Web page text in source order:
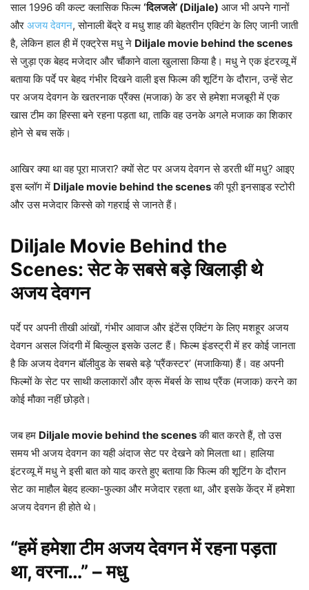
साल 1996 की कल्ट क्लासिक फिल्म ‘दिलजले’ (Diljale) आज भी अपने गानों
और अजय देवगन, सोनाली बेंद्रे व मधु शाह की बेहतरीन एक्टिंग के लिए जानी जाती
है, लेकिन हाल ही में एक्ट्रेस मधु ने Diljale movie behind the scenes
से जुड़ा एक बेहद मजेदार और चौंकाने वाला खुलासा किया है। मधु ने एक इंटरव्यू में
बताया कि पर्दे पर बेहद गंभीर दिखने वाली इस फिल्म की शूटिंग के दौरान, उन्हें सेट
पर अजय देवगन के खतरनाक प्रैंक्स (मजाक) के डर से हमेशा मजबूरी में एक
खास टीम का हिस्सा बने रहना पड़ता था, ताकि वह उनके अगले मजाक का शिकार
होने से बच सकें।
आखिर क्या था वह पूरा माजरा? क्यों सेट पर अजय देवगन से डरती थीं मधु? आइए
इस ब्लॉग में Diljale movie behind the scenesकी पूरी इनसाइड स्टोरी
और उस मजेदार किस्से को गहराई से जानते हैं।
Diljale Movie Behind the
Scenes: सेट के सबसे बड़े खिलाड़ी थे
अजय देवगन
पर्दे पर अपनी तीखी आंखों, गंभीर आवाज और इंटेंस एक्टिंग के लिए मशहूर अजय
देवगन असल जिंदगी में बिल्कुल इसके उलट हैं। फिल्म इंडस्ट्री में हर कोई जानता
है कि अजय देवगन बॉलीवुड के सबसे बड़े ‘प्रैंकस्टर’ (मजाकिया) हैं। वह अपनी
फिल्मों के सेट पर साथी कलाकारों और क्रू मेंबर्स के साथ प्रैंक (मजाक) करने का
कोई मौका नहीं छोड़ते।
जब हम Diljale movie behind the scenesकी बात करते हैं, तो उस
समय भी अजय देवगन का यही अंदाज सेट पर देखने को मिलता था। हालिया
इंटरव्यू में मधु ने इसी बात को याद करते हुए बताया कि फिल्म की शूटिंग के दौरान
सेट का माहौल बेहद हल्का-फुल्का और मजेदार रहता था, और इसके केंद्र में हमेशा
अजय देवगन ही होते थे।
“हमें हमेशा टीम अजय देवगन में रहना पड़ता
था, वरना…” – मधु